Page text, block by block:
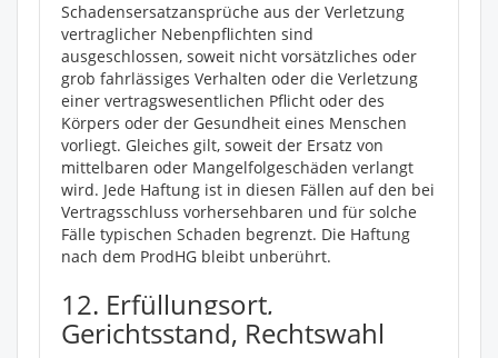
Schadensersatzansprüche aus der Verletzung
vertraglicher Nebenpflichten sind
ausgeschlossen, soweit nicht vorsätzliches oder
grob fahrlässiges Verhalten oder die Verletzung
einer vertragswesentlichen Pflicht oder des
Körpers oder der Gesundheit eines Menschen
vorliegt. Gleiches gilt, soweit der Ersatz von
mittelbaren oder Mangelfolgeschäden verlangt
wird. Jede Haftung ist in diesen Fällen auf den bei
Vertragsschluss vorhersehbaren und für solche
Fälle typischen Schaden begrenzt. Die Haftung
nach dem ProdHG bleibt unberührt.
12. Erfüllungsort,
Gerichtsstand, Rechtswahl